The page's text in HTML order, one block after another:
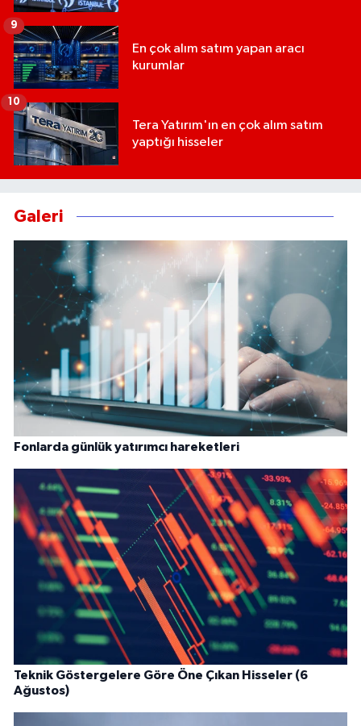
En çok alım satım yapan aracı
kurumlar
9
Tera Yatırım'ın en çok alım satım
yaptığı hisseler
10
Galeri
Fonlarda günlük yatırımcı hareketleri
Teknik Göstergelere Göre Öne Çıkan Hisseler (6
Ağustos)